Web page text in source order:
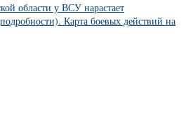
области у ВСУ нарастает
Карта боевых действий на